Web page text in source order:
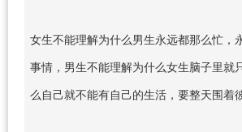
女生不能理解为什么男生永远都那么忙，
事情，男生不能理解为什么女生脑子里就
么自己就不能有自己的生活，要整天围着